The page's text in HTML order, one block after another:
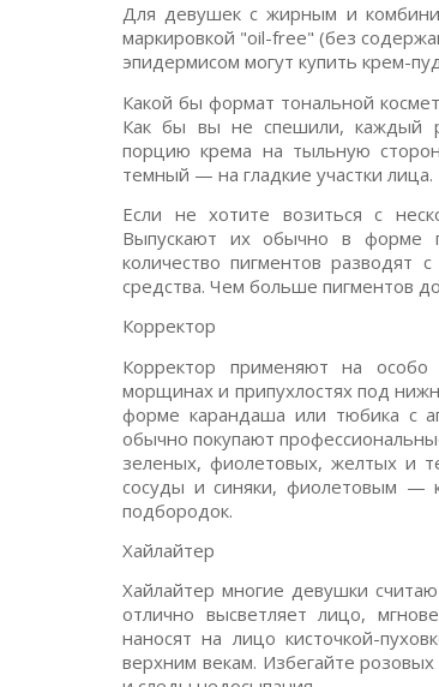
Для девушек с жирным и
маркировкой "oil-free" (без
эпидермисом могут купить крем-
Какой бы формат тональной
Как бы вы не спешили, каждый
порцию крема на тыльную
темный — на гладкие участки
Если не хотите возиться с
Выпускают их обычно в форме
количество пигментов
средства. Чем больше пигментов
Корректор
Корректор применяют на особо
морщинах и припухлостях под
форме карандаша или тюбика с
обычно покупают
зеленых, фиолетовых, желтых и
сосуды и синяки, фиолетовым —
подбородок.
Хайлайтер
Хайлайтер многие девушки
отлично высветляет лицо,
наносят на лицо кисточкой-
верхним векам. Избегайте